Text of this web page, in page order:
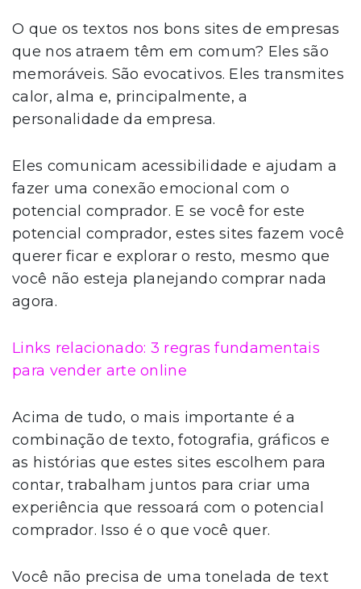
O que os textos nos bons sites de empresas
que nos atraem têm em comum? Eles são
memoráveis. São evocativos. Eles transmites
calor, alma e, principalmente, a
personalidade da empresa.
Eles comunicam acessibilidade e ajudam a
fazer uma conexão emocional com o
potencial comprador. E se você for este
potencial comprador, estes sites fazem você
querer ficar e explorar o resto, mesmo que
você não esteja planejando comprar nada
agora.
Links relacionado: 3 regras fundamentais
para vender arte online
Acima de tudo, o mais importante é a
combinação de texto, fotografia, gráficos e
as histórias que estes sites escolhem para
contar, trabalham juntos para criar uma
experiência que ressoará com o potencial
comprador. Isso é o que você quer.
Você não precisa de uma tonelada de text